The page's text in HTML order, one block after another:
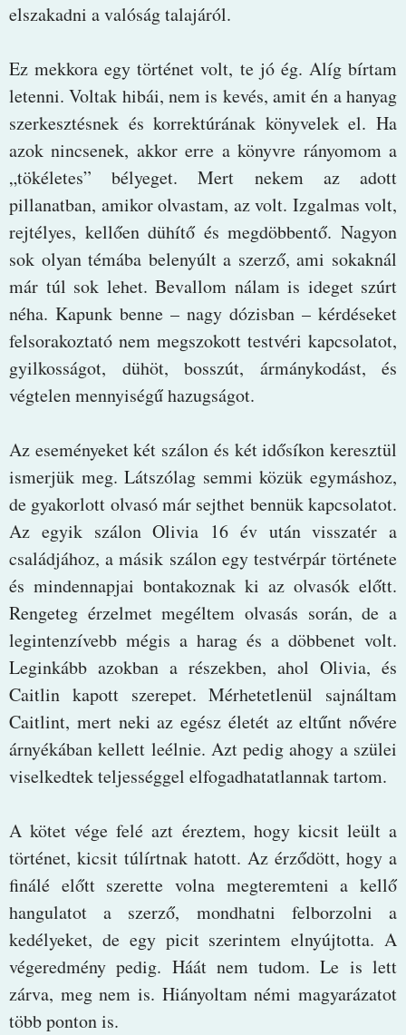
elszakadni a valóság talajáról.
Ez mekkora egy történet volt, te jó ég. Alíg bírtam
letenni. Voltak hibái, nem is kevés, amit én a hanyag
szerkesztésnek és korrektúrának könyvelek el. Ha
azok nincsenek, akkor erre a könyvre rányomom a
„tökéletes” bélyeget. Mert nekem az adott
pillanatban, amikor olvastam, az volt. Izgalmas volt,
rejtélyes, kellően dühítő és megdöbbentő. Nagyon
sok olyan témába belenyúlt a szerző, ami sokaknál
már túl sok lehet. Bevallom nálam is ideget szúrt
néha. Kapunk benne – nagy dózisban – kérdéseket
felsorakoztató nem megszokott testvéri kapcsolatot,
gyilkosságot, dühöt, bosszút, ármánykodást, és
végtelen mennyiségű hazugságot.
Az eseményeket két szálon és két idősíkon keresztül
ismerjük meg. Látszólag semmi közük egymáshoz,
de gyakorlott olvasó már sejthet bennük kapcsolatot.
Az egyik szálon Olivia 16 év után visszatér a
családjához, a másik szálon egy testvérpár története
és mindennapjai bontakoznak ki az olvasók előtt.
Rengeteg érzelmet megéltem olvasás során, de a
legintenzívebb mégis a harag és a döbbenet volt.
Leginkább azokban a részekben, ahol Olivia, és
Caitlin kapott szerepet. Mérhetetlenül sajnáltam
Caitlint, mert neki az egész életét az eltűnt nővére
árnyékában kellett leélnie. Azt pedig ahogy a szülei
viselkedtek teljességgel elfogadhatatlannak tartom.
A kötet vége felé azt éreztem, hogy kicsit leült a
történet, kicsit túlírtnak hatott. Az érződött, hogy a
finálé előtt szerette volna megteremteni a kellő
hangulatot a szerző, mondhatni felborzolni a
kedélyeket, de egy picit szerintem elnyújtotta. A
végeredmény pedig. Háát nem tudom. Le is lett
zárva, meg nem is. Hiányoltam némi magyarázatot
több ponton is.